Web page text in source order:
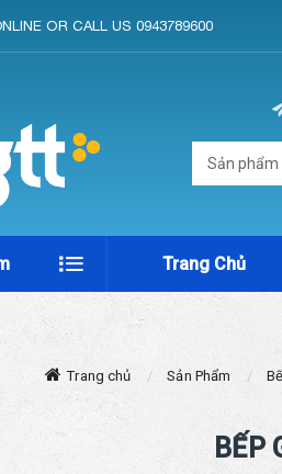
OR CALL US 0943789600
Trang Chủ
Trang chủ Sản Phẩm
BẾP